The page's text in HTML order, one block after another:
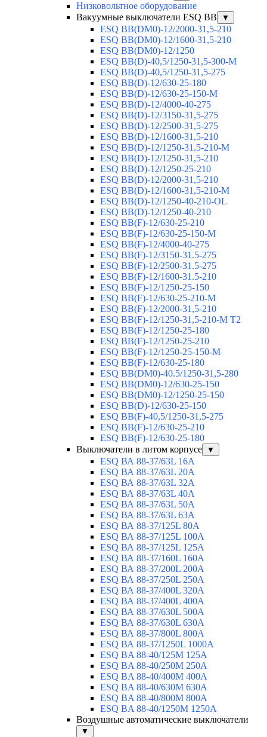
Низковольтное оборудование
Вакуумные выключатели ESQ BB
▼
ESQ ВВ(DM0)-12/2000-31,5-210
ESQ ВВ(DM0)-12/1600-31,5-210
ESQ ВВ(DM0)-12/1250
ESQ ВВ(D)-40,5/1250-31,5-300-М
ESQ ВВ(D)-40,5/1250-31,5-275
ESQ ВВ(D)-12/630-25-180
ESQ ВВ(D)-12/630-25-150-М
ESQ ВВ(D)-12/4000-40-275
ESQ ВВ(D)-12/3150-31,5-275
ESQ ВВ(D)-12/2500-31,5-275
ESQ ВВ(D)-12/1600-31,5-210
ESQ ВВ(D)-12/1250-31.5-210-М
ESQ ВВ(D)-12/1250-31,5-210
ESQ ВВ(D)-12/1250-25-210
ESQ BB(D)-12/2000-31,5-210
ESQ BB(D)-12/1600-31,5-210-М
ESQ BB(D)-12/1250-40-210-OL
ESQ BB(D)-12/1250-40-210
ESQ ВВ(F)-12/630-25-210
ESQ ВВ(F)-12/630-25-150-М
ESQ ВВ(F)-12/4000-40-275
ESQ ВВ(F)-12/3150-31.5-275
ESQ ВВ(F)-12/2500-31.5-275
ESQ ВВ(F)-12/1600-31.5-210
ESQ ВВ(F)-12/1250-25-150
ESQ BB(F)-12/630-25-210-М
ESQ BB(F)-12/2000-31,5-210
ESQ BB(F)-12/1250-31,5-210-М T2
ESQ BB(F)-12/1250-25-180
ESQ ВВ(F)-12/1250-25-210
ESQ ВВ(F)-12/1250-25-150-М
ESQ BB(F)-12/630-25-180
ESQ ВВ(DM0)-40.5/1250-31,5-280
ESQ ВВ(DM0)-12/630-25-150
ESQ ВВ(DM0)-12/1250-25-150
ESQ BB(D)-12/630-25-150
ESQ ВВ(F)-40,5/1250-31,5-275
ESQ ВВ(F)-12/630-25-210
ESQ ВВ(F)-12/630-25-180
Выключатели в литом корпусе
▼
ESQ ВА 88-37/63L 16A
ESQ ВА 88-37/63L 20A
ESQ ВА 88-37/63L 32A
ESQ ВА 88-37/63L 40A
ESQ ВА 88-37/63L 50A
ESQ ВА 88-37/63L 63A
ESQ ВА 88-37/125L 80A
ESQ ВА 88-37/125L 100A
ESQ ВА 88-37/125L 125A
ESQ ВА 88-37/160L 160A
ESQ ВА 88-37/200L 200A
ESQ ВА 88-37/250L 250A
ESQ ВА 88-37/400L 320A
ESQ ВА 88-37/400L 400A
ESQ ВА 88-37/630L 500A
ESQ ВА 88-37/630L 630A
ESQ ВА 88-37/800L 800A
ESQ ВА 88-37/1250L 1000A
ESQ BA 88-40/125M 125A
ESQ BA 88-40/250M 250A
ESQ BA 88-40/400M 400A
ESQ BA 88-40/630М 630A
ESQ BA 88-40/800M 800A
ESQ BA 88-40/1250М 1250A
Воздушные автоматические выключатели
▼